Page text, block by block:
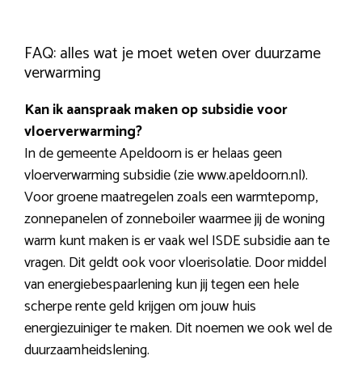
FAQ: alles wat je moet weten over duurzame
verwarming
Kan ik aanspraak maken op subsidie voor
vloerverwarming?
In de gemeente Apeldoorn is er helaas geen
vloerverwarming subsidie (zie www.apeldoorn.nl).
Voor groene maatregelen zoals een warmtepomp,
zonnepanelen of zonneboiler waarmee jij de woning
warm kunt maken is er vaak wel ISDE subsidie aan te
vragen. Dit geldt ook voor vloerisolatie. Door middel
van energiebespaarlening kun jij tegen een hele
scherpe rente geld krijgen om jouw huis
energiezuiniger te maken. Dit noemen we ook wel de
duurzaamheidslening.